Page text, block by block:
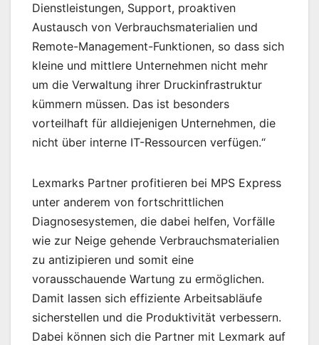
Dienstleistungen, Support, proaktiven
Austausch von Verbrauchsmaterialien und
Remote-Management-Funktionen, so dass sich
kleine und mittlere Unternehmen nicht mehr
um die Verwaltung ihrer Druckinfrastruktur
kümmern müssen. Das ist besonders
vorteilhaft für alldiejenigen Unternehmen, die
nicht über interne IT-Ressourcen verfügen.“
Lexmarks Partner profitieren bei MPS Express
unter anderem von fortschrittlichen
Diagnosesystemen, die dabei helfen, Vorfälle
wie zur Neige gehende Verbrauchsmaterialien
zu antizipieren und somit eine
vorausschauende Wartung zu ermöglichen.
Damit lassen sich effiziente Arbeitsabläufe
sicherstellen und die Produktivität verbessern.
Dabei können sich die Partner mit Lexmark auf